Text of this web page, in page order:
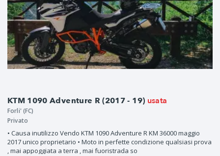
KTM 1090 Adventure R (2017 - 19) usata
Forli' (FC)
Privato
• Causa inutilizzo Vendo KTM 1090 Adventure R KM 36000 maggio
2017 unico proprietario • Moto in perfette condizione qualsiasi prova
, mai appoggiata a terra , mai fuoristrada so